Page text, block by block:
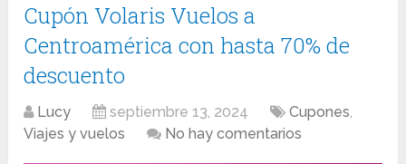
Cupón Volaris Vuelos a
Centroamérica con hasta 70% de
descuento
Lucy septiembre 13, 2024 Cupones,
Viajes y vuelos
No hay comentarios